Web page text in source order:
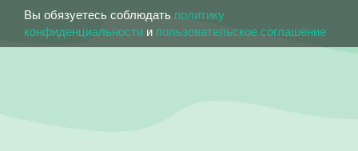
Вы обязуетесь соблюдать политику
конфиденциальности и пользовательское соглашение